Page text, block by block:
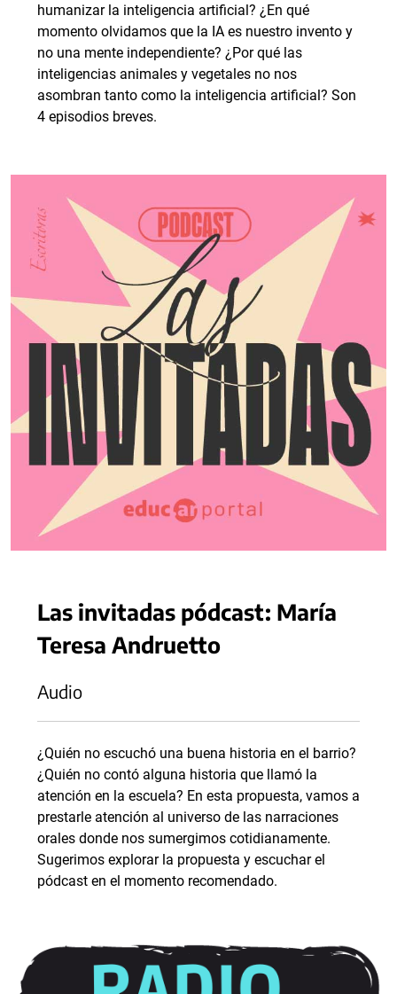
humanizar la inteligencia artificial? ¿En qué
momento olvidamos que la IA es nuestro invento y
no una mente independiente? ¿Por qué las
inteligencias animales y vegetales no nos
asombran tanto como la inteligencia artificial? Son
4 episodios breves.
Las invitadas pódcast: María
Teresa Andruetto
Audio
¿Quién no escuchó una buena historia en el barrio?
¿Quién no contó alguna historia que llamó la
atención en la escuela? En esta propuesta, vamos a
prestarle atención al universo de las narraciones
orales donde nos sumergimos cotidianamente.
Sugerimos explorar la propuesta y escuchar el
pódcast en el momento recomendado.